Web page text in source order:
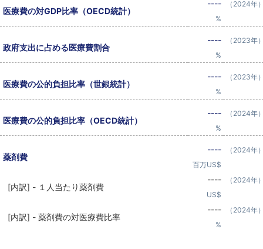
医療費の対GDP比率（OECD統計）
----
%
（2024年
政府支出に占める医療費割合
----
%
（2023年
医療費の公的負担比率（世銀統計）
----
%
（2023年
医療費の公的負担比率（OECD統計）
----
%
（2024年
薬剤費
----
百万US$
（2024年
[内訳] - １人当たり薬剤費
----
US$
（2024年
[内訳] - 薬剤費の対医療費比率
----
%
（2024年